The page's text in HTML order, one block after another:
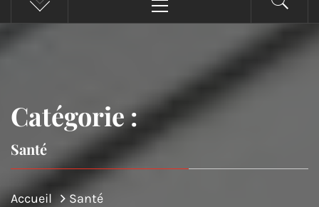
principal
Catégorie :
Santé
Accueil Santé